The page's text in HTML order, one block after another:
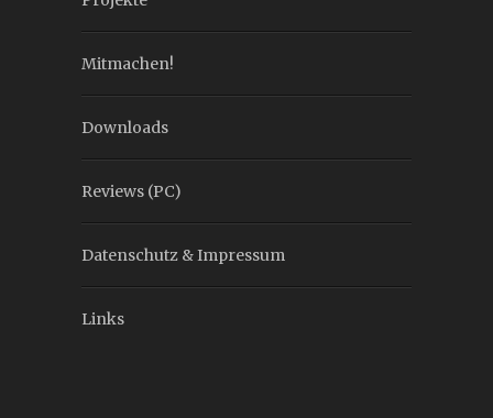
Mitmachen!
Downloads
Reviews (PC)
Datenschutz & Impressum
Links